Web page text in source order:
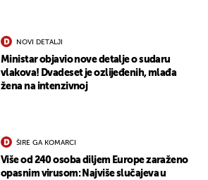
NOVI DETALJI
Ministar objavio nove detalje o sudaru
vlakova! Dvadeset je ozlijeđenih, mlađa
žena na intenzivnoj
ŠIRE GA KOMARCI
Više od 240 osoba diljem Europe zaraženo
opasnim virusom: Najviše slučajeva u